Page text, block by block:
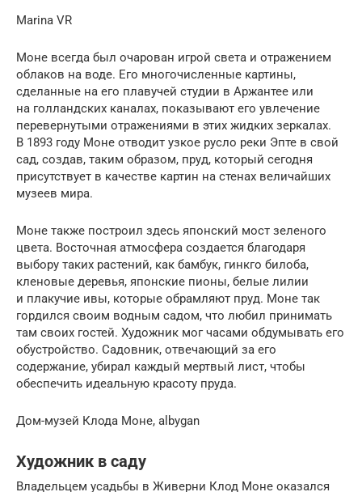
Marina VR
Моне всегда был очарован игрой света и отражением
облаков на воде. Его многочисленные картины,
сделанные на его плавучей студии в Аржантее или
на голландских каналах, показывают его увлечение
перевернутыми отражениями в этих жидких зеркалах.
В 1893 году Моне отводит узкое русло реки Эпте в свой
сад, создав, таким образом, пруд, который сегодня
присутствует в качестве картин на стенах величайших
музеев мира.
Моне также построил здесь японский мост зеленого
цвета. Восточная атмосфера создается благодаря
выбору таких растений, как бамбук, гинкго билоба,
кленовые деревья, японские пионы, белые лилии
и плакучие ивы, которые обрамляют пруд. Моне так
гордился своим водным садом, что любил принимать
там своих гостей. Художник мог часами обдумывать его
обустройство. Садовник, отвечающий за его
содержание, убирал каждый мертвый лист, чтобы
обеспечить идеальную красоту пруда.
Дом-музей Клода Моне, albygan
Художник в саду
Владельцем усадьбы в Живерни Клод Моне оказался